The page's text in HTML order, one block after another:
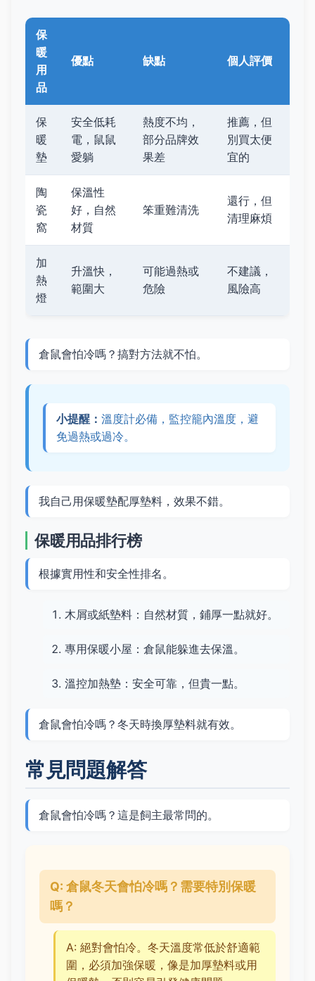
保
暖
用
品
優點 缺點 個人評價
保
暖
墊
安全低耗
電，鼠鼠
愛躺
熱度不均，
部分品牌效
果差
推薦，但
別買太便
宜的
陶
瓷
窩
保溫性
好，自然
材質
笨重難清洗
還行，但
清理麻煩
加
熱
燈
升溫快，
範圍大
可能過熱或
危險
不建議，
風險高
倉鼠會怕冷嗎？搞對方法就不怕。
小提醒： 溫度計必備，監控籠內溫度，避
免過熱或過冷。
我自己用保暖墊配厚墊料，效果不錯。
保暖用品排行榜
根據實用性和安全性排名。
木屑或紙墊料：自然材質，鋪厚一點就好。
專用保暖小屋：倉鼠能躲進去保溫。
溫控加熱墊：安全可靠，但貴一點。
倉鼠會怕冷嗎？冬天時換厚墊料就有效。
常見問題解答
倉鼠會怕冷嗎？這是飼主最常問的。
Q: 倉鼠冬天會怕冷嗎？需要特別保暖
嗎？
A: 絕對會怕冷。冬天溫度常低於舒適範
圍，必須加強保暖，像是加厚墊料或用